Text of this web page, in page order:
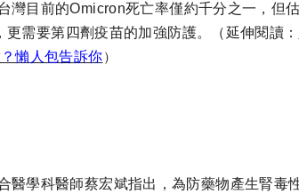
灣目前的Omicron死亡率僅約千分之一，但
需要第四劑疫苗的加強防護。
（延伸閱讀：
懶人包告訴你）
醫學科醫師蔡宏斌指出，為防藥物產生腎毒